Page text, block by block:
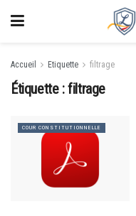
Accueil Etiquette filtrage
Étiquette :filtrage
COUR CONSTITUTIONNELLE